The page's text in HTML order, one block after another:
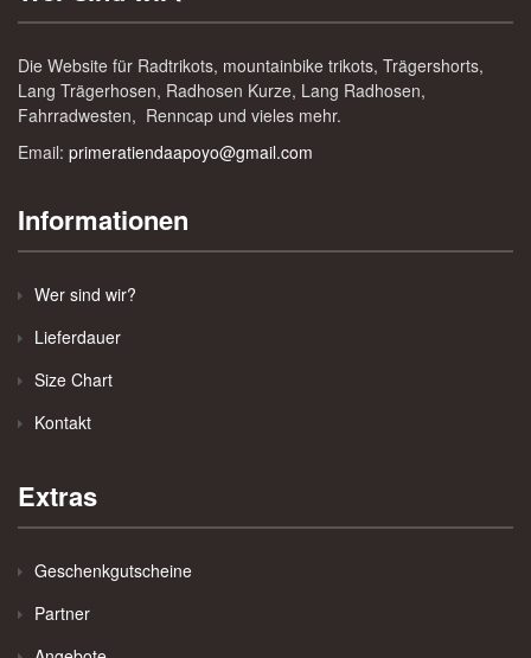
Die Website für Radtrikots, mountainbike trikots, Trägershorts,
Lang Trägerhosen, Radhosen Kurze, Lang Radhosen,
Fahrradwesten, Renncap und vieles mehr.
Email: primeratiendaapoyo@gmail.com
Informationen
Wer sind wir?
Lieferdauer
Size Chart
Kontakt
Extras
Geschenkgutscheine
Partner